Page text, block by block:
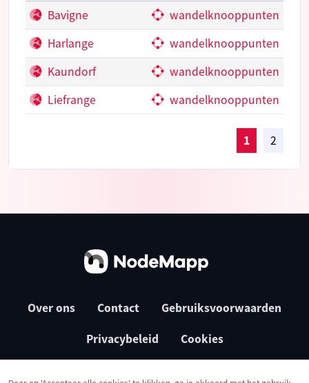
Bavigne
wandelknooppunten
Harlange
wandelknooppunten
Kaundorf
wandelknooppunten
Liefrange
wandelknooppunten
1 2
Over ons Contact Gebruiksvoorwaarden
Privacybeleid Cookies